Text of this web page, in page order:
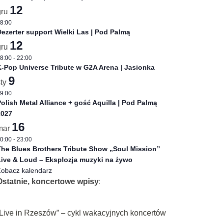
12
support Wielki Las | Pod Palmą
12
- 22:00
Pop Universe Tribute w G2A Arena | Jasionka
9
Metal Alliance + gość Aquilla | Pod Palmą
16
- 23:00
Blues Brothers Tribute Show „Soul Mission”
& Loud – Eksplozja muzyki na żywo
kalendarz
koncertowe wpisy:
in Rzeszów” – cykl wakacyjnych koncertów